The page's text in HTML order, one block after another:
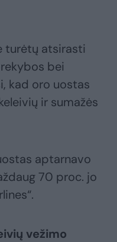
turėtų atsirasti
bei
kad oro uostas
ir sumažės
aptarnavo
70 proc. jo
vežimo